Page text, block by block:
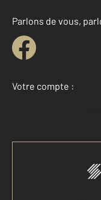
Parlons de vous,
Votre compte :